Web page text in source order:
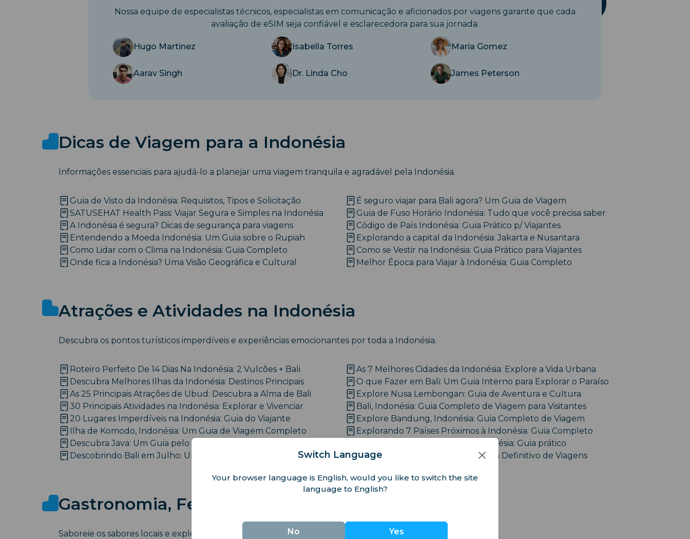
Nossa equipe de especialistas técnicos, especialistas em comunicação e aficionados por viagens garante que cada
avaliação de eSIM seja confiável e esclarecedora para sua jornada.
Hugo Martinez Isabella Torres Maria Gomez
Aarav Singh Dr. Linda Cho James Peterson
Dicas de Viagem para a Indonésia
Informações essenciais para ajudá-lo a planejar uma viagem tranquila e agradável pela Indonésia.
Guia de Visto da Indonésia: Requisitos, Tipos e Solicitação
É seguro viajar para Bali agora? Um Guia de Viagem
SATUSEHAT Health Pass: Viajar Segura e Simples na Indonésia
Guia de Fuso Horário Indonésia: Tudo que você precisa saber
A Indonésia é segura? Dicas de segurança para viagens
Código de País Indonésia: Guia Prático p/ Viajantes
Entendendo a Moeda Indonésia: Um Guia sobre o Rupiah
Explorando a capital da Indonésia: Jakarta e Nusantara
Como Lidar com o Clima na Indonésia: Guia Completo
Como se Vestir na Indonésia: Guia Prático para Viajantes
Onde fica a Indonésia? Uma Visão Geográfica e Cultural
Melhor Época para Viajar à Indonésia: Guia Completo
Atrações e Atividades na Indonésia
Descubra os pontos turísticos imperdíveis e experiências emocionantes por toda a Indonésia.
Roteiro Perfeito De 14 Dias Na Indonésia: 2 Vulcões + Bali
As 7 Melhores Cidades da Indonésia: Explore a Vida Urbana
Descubra Melhores Ilhas da Indonésia: Destinos Principais
O que Fazer em Bali: Um Guia Interno para Explorar o Paraíso
As 25 Principais Atrações de Ubud: Descubra a Alma de Bali
Explore Nusa Lembongan: Guia de Aventura e Cultura
30 Principais Atividades na Indonésia: Explorar e Vivenciar
Bali, Indonésia: Guia Completo de Viagem para Visitantes
20 Lugares Imperdíveis na Indonésia: Guia do Viajante
Explore Bandung, Indonésia: Guia Completo de Viagem
Ilha de Komodo, Indonésia: Um Guia de Viagem Completo
Explorando 7 Países Próximos à Indonésia: Guia Completo
Descubra Java: Um Guia pelo Coração Cultural da Indonésia
Descubra a Vida Noturna da Indonésia: Guia prático
Descobrindo Bali em Julho: Uma Viagem Inesquecível
Explorando Waterbom Bali: O Guia Definitivo de Viagens
Gastronomia, Festivais e Cultura da Indonésia
Saboreie os sabores locais e explore as tradições vibrantes e o patrimônio cultural da Indonésia.
Switch Language
Your browser language is English, would you like to switch the site
language to English?
No Yes